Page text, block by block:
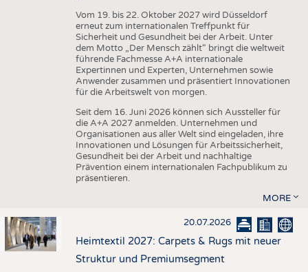
Vom 19. bis 22. Oktober 2027 wird Düsseldorf
erneut zum internationalen Treffpunkt für
Sicherheit und Gesundheit bei der Arbeit. Unter
dem Motto „Der Mensch zählt“ bringt die weltweit
führende Fachmesse A+A internationale
Expertinnen und Experten, Unternehmen sowie
Anwender zusammen und präsentiert Innovationen
für die Arbeitswelt von morgen.
Seit dem 16. Juni 2026 können sich Aussteller für
die A+A 2027 anmelden. Unternehmen und
Organisationen aus aller Welt sind eingeladen, ihre
Innovationen und Lösungen für Arbeitssicherheit,
Gesundheit bei der Arbeit und nachhaltige
Prävention einem internationalen Fachpublikum zu
präsentieren.
MORE
20.07.2026
Heimtextil 2027: Carpets & Rugs mit neuer
Struktur und Premiumsegment